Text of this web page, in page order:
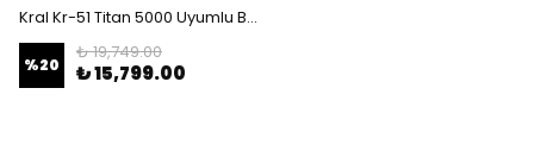
Kral Kr-51 Titan 5000 Uyumlu Batarya (Standart Kapasite) LiFePO4 60V 20Ah Elektrikli Motorsiklet Bataryası
%20
₺ 19,749.00
₺ 15,799.00